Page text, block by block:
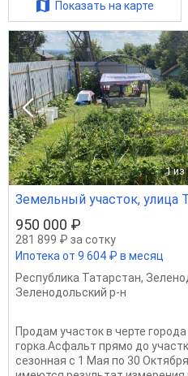
Показать на карте
1 из
Земельный участок, улица
950 000 ₽
281 899 ₽ за сотку
Ипотека от 9 604 ₽ в месяц
Республика Татарстан,
Зеленодольский р-н
Продам участок в черте
горка.Асфальт прямо до
сезонная с 1 Мая по 30